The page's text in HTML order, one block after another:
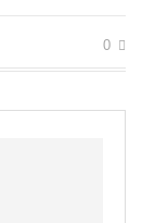
0